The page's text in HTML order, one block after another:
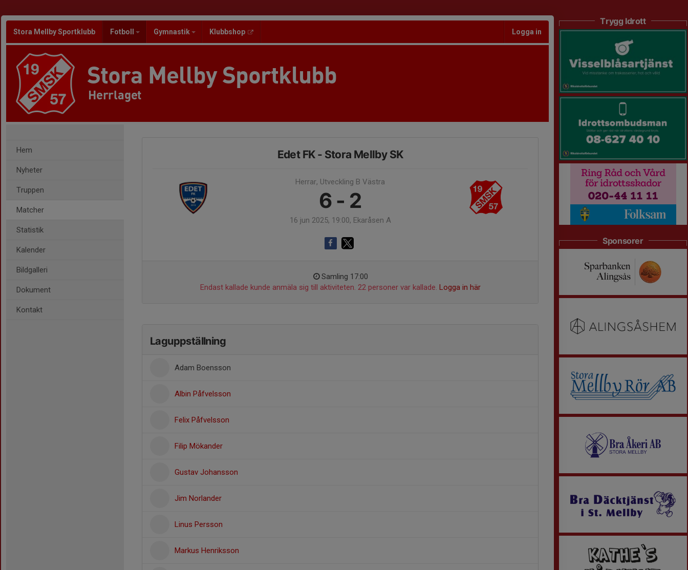
Stora Mellby Sportklubb Fotboll Gymnastik Klubbshop Logga in
Stora Mellby Sportklubb
Herrlaget
Hem
Nyheter
Truppen
Matcher
Statistik
Kalender
Bildgalleri
Dokument
Kontakt
Edet FK - Stora Mellby SK
Herrar, Utveckling B Västra
6 - 2
16 jun 2025, 19:00, Ekaråsen A
Samling 17:00
Endast kallade kunde anmäla sig till aktiviteten. 22 personer var kallade. Logga in här
Laguppställning
Adam Boensson
Albin Påfvelsson
Felix Påfvelsson
Filip Mökander
Gustav Johansson
Jim Norlander
Linus Persson
Markus Henriksson
Trygg Idrott
Sponsorer